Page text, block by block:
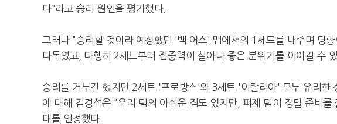
다"라고 승리 원인을 평가했다.
그러나 "승리할 것이라 예상했던 '백 어스' 맵에서의 1세트를 내주며 당
다독였고, 다행히 2세트부터 집중력이 살아나 좋은 분위기를 이어갈 수
승리를 거두긴 했지만 2세트 '프로방스'와 3세트 '이탈리아' 모두 유리한
에 대해 김경섭은 "우리 팀의 아쉬운 점도 있지만, 퍼제 팀이 정말 준비
대를 인정했다.